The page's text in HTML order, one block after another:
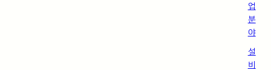
업
분
야
설
비